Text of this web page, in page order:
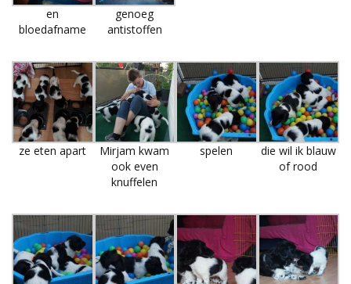
en
bloedafname
genoeg
antistoffen
ze eten apart
Mirjam kwam
ook even
knuffelen
spelen
die wil ik blauw
of rood